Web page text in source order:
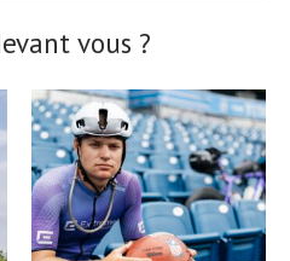
vous ?